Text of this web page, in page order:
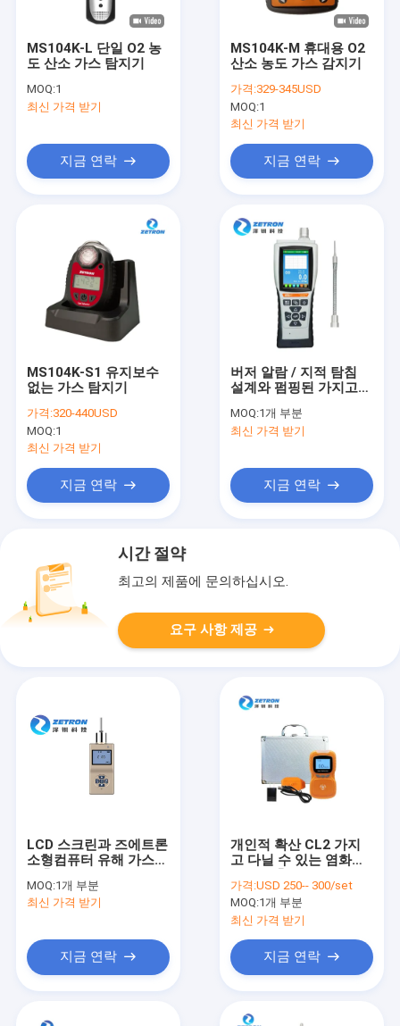
MS104K-L 단일 O2 농
도 산소 가스 탐지기
MOQ:1
최신 가격 받기
지금 연락
MS104K-M 휴대용 O2
산소 농도 가스 감지기
가격:329-345USD
MOQ:1
최신 가격 받기
지금 연락
MS104K-S1 유지보수
없는 가스 탐지기
가격:320-440USD
MOQ:1
최신 가격 받기
지금 연락
버저 알람 / 지적 탐침
설계와 펌핑된 가지고
검출기
MOQ:1개 부분
최신 가격 받기
지금 연락
시간 절약
최고의 제품에 문의하십시오.
요구 사항 제공
LCD 스크린과 즈에트론
소형컴퓨터 유해 가스
MOQ:1개 부분
최신 가격 받기
지금 연락
개인적 확산 CL2 가지
고 다닐 수 있는 염화물
200ppm
가격:USD 250-- 300/set
MOQ:1개 부분
최신 가격 받기
지금 연락